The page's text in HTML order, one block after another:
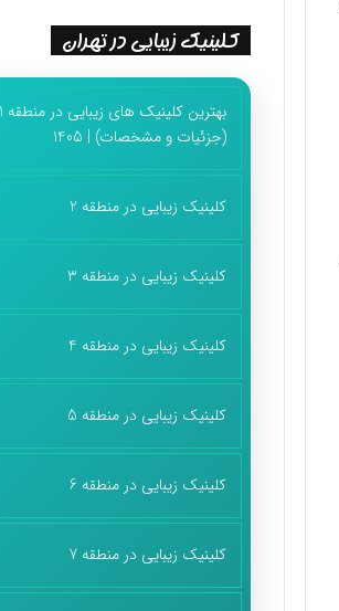
کلینیک زیبایی در تهران
(جزئیات و مشخصات) | 1405
کلینیک زیبایی در منطقه 2
کلینیک زیبایی در منطقه 3
کلینیک زیبایی در منطقه 4
کلینیک زیبایی در منطقه 5
کلینیک زیبایی در منطقه 6
کلینیک زیبایی در منطقه 7